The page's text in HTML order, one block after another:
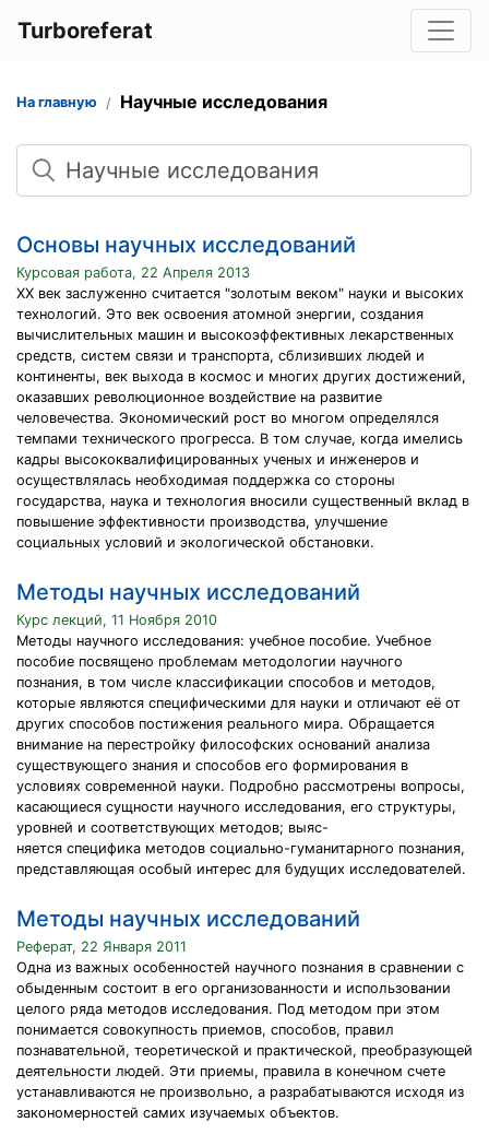
Turboreferat
На главную Научные исследования
Поиск
Основы научных исследований
Курсовая работа, 22 Апреля 2013
XX век заслуженно считается "золотым веком" науки и высоких
технологий. Это век освоения атомной энергии, создания
вычислительных машин и высокоэффективных лекарственных
средств, систем связи и транспорта, сблизивших людей и
континенты, век выхода в космос и многих других достижений,
оказавших революционное воздействие на развитие
человечества. Экономический рост во многом определялся
темпами технического прогресса. В том случае, когда имелись
кадры высококвалифицированных ученых и инженеров и
осуществлялась необходимая поддержка со стороны
государства, наука и технология вносили существенный вклад в
повышение эффективности производства, улучшение
социальных условий и экологической обстановки.
Методы научных исследований
Курс лекций, 11 Ноября 2010
Методы научного исследования: учебное пособие. Учебное
пособие посвящено проблемам методологии научного
познания, в том числе классификации способов и методов,
которые являются специфическими для науки и отличают её от
других способов постижения реального мира. Обращается
внимание на перестройку философских оснований анализа
существующего знания и способов его формирования в
условиях современной науки. Подробно рассмотрены вопросы,
касающиеся сущности научного исследования, его структуры,
уровней и соответствующих методов; выяс-
няется специфика методов социально-гуманитарного познания,
представляющая особый интерес для будущих исследователей.
Методы научных исследований
Реферат, 22 Января 2011
Одна из важных особенностей научного познания в сравнении с
обыденным состоит в его организованности и использовании
целого ряда методов исследования. Под методом при этом
понимается совокупность приемов, способов, правил
познавательной, теоретической и практической, преобразующей
деятельности людей. Эти приемы, правила в конечном счете
устанавливаются не произвольно, а разрабатываются исходя из
закономерностей самих изучаемых объектов.